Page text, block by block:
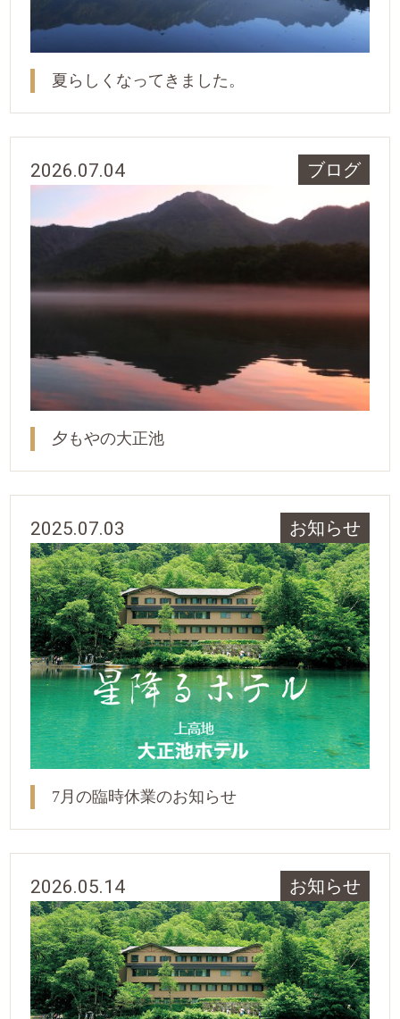
夏らしくなってきました。
2026.07.04 ブログ
夕もやの大正池
2025.07.03 お知らせ
7月の臨時休業のお知らせ
2026.05.14 お知らせ